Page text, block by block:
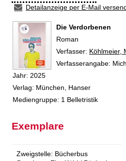
Detailanzeige per E-Mail
Die Verdorbenen
Roman
Verfasser: Suche
Köhlmeier,
Verfasserangabe:
Jahr: 2025
Verlag: München, Hanser
Mediengruppe: 1 Belletristik
Exemplare
Zweigstelle: Bücherbus